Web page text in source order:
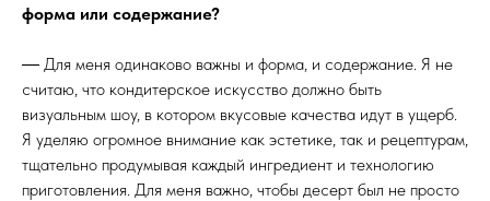
форма или содержание?
― Для меня одинаково важны и форма, и содержание. Я не
считаю, что кондитерское искусство должно быть
визуальным шоу, в котором вкусовые качества идут в ущерб.
Я уделяю огромное внимание как эстетике, так и рецептурам,
тщательно продумывая каждый ингредиент и технологию
приготовления. Для меня важно, чтобы десерт был не просто